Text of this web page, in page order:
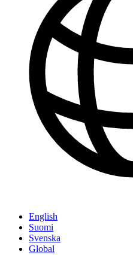
English
Suomi
Svenska
Global